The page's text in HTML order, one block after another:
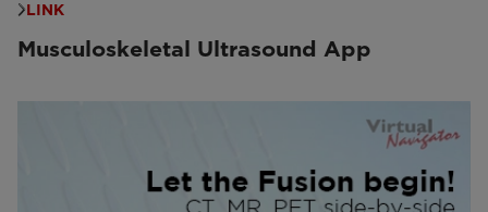
LINK
Musculoskeletal Ultrasound App